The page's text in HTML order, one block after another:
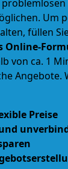
Um
füllen
Online-
von ca. 1
Angebote.
Preise